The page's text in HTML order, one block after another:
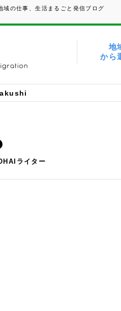
の仕事、生活まるごと発信ブログ
地
から
ライター